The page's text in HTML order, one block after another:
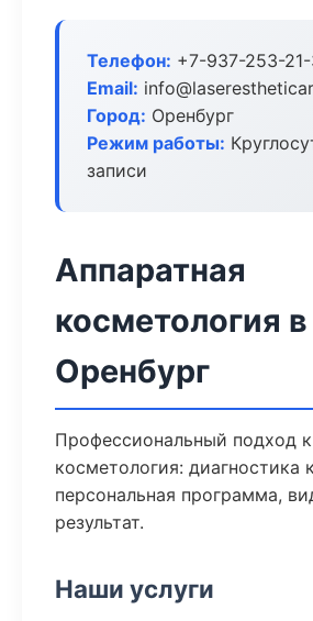
Телефон: +7-937-253-
Email:
Город: Оренбург
Режим работы:
записи
Аппаратная
косметология в
Оренбург
Профессиональный подход к
косметология: диагностика
персональная программа,
результат.
Наши услуги